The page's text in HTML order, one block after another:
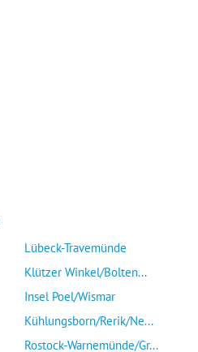
Lübeck-Travemünde
Klützer Winkel/Bolten...
Insel Poel/Wismar
Kühlungsborn/Rerik/Ne...
Rostock-Warnemünde/Gr...